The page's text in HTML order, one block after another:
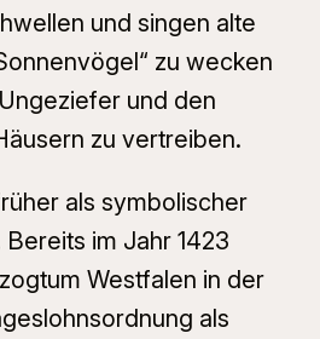
und singen alte
zu wecken
und den
zu vertreiben.
als symbolischer
im Jahr 1423
Westfalen in der
als